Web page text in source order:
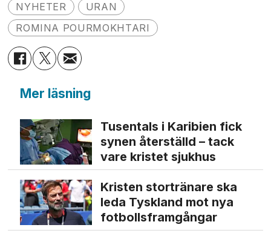
NYHETER
URAN
ROMINA POURMOKHTARI
Mer läsning
Tusentals i Karibien fick
synen återställd – tack
vare kristet sjukhus
Kristen stortränare ska
leda Tyskland mot nya
fotbolls­­framgångar